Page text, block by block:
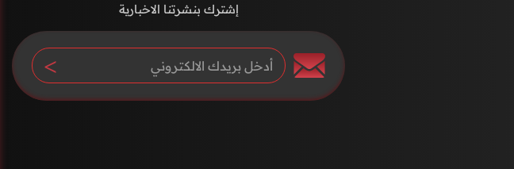
إشترك بنشرتنا الاخبارية